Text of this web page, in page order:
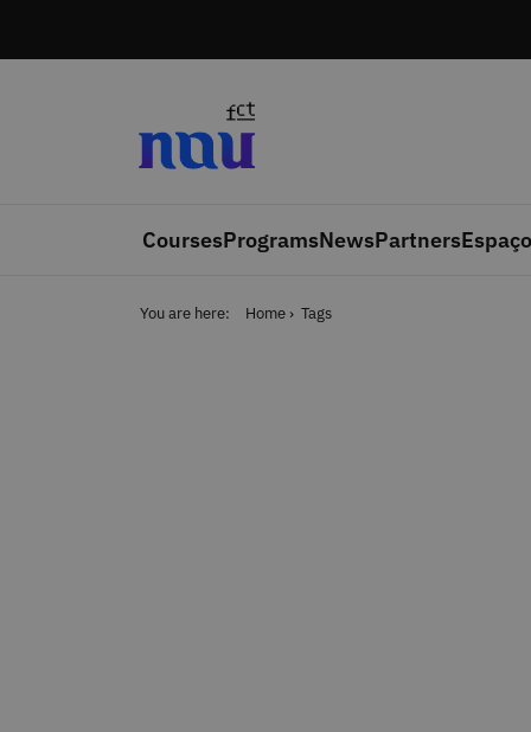
CoursesProgramsNewsPartners
You are here: Home Tags